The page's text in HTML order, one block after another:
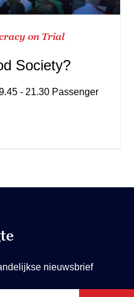
on Trial
Society?
- 21.30 Passenger
nieuwsbrief